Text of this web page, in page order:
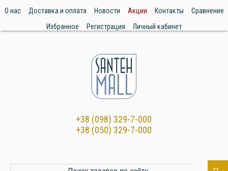
О нас Доставка и оплата Новости Акции Контакты
Сравнение
Избранное
Регистрация Личный кабинет
+38 (098) 329-7-000
+38 (050) 329-7-000